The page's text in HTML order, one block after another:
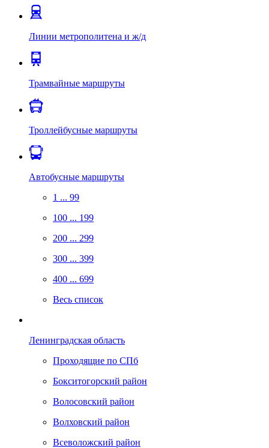
Линии метрополитена и ж/д
Трамвайные маршруты
Троллейбусные маршруты
Автобусные маршруты
1 ... 99
100 ... 199
200 ... 299
300 ... 399
400 ... 699
Весь список
Ленинградская область
Проходящие по СПб
Бокситогорский район
Волосовский район
Волховский район
Всеволожский район